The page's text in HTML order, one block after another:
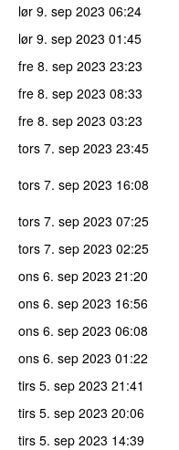
lør 9. sep 2023 06:24
lør 9. sep 2023 01:45
fre 8. sep 2023 23:23
fre 8. sep 2023 08:33
fre 8. sep 2023 03:23
tors 7. sep 2023 23:45
tors 7. sep 2023 16:08
tors 7. sep 2023 07:25
tors 7. sep 2023 02:25
ons 6. sep 2023 21:20
ons 6. sep 2023 16:56
ons 6. sep 2023 06:08
ons 6. sep 2023 01:22
tirs 5. sep 2023 21:41
tirs 5. sep 2023 20:06
tirs 5. sep 2023 14:39